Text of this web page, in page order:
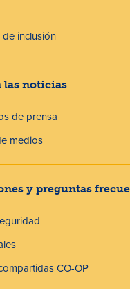
inclusión
las noticias
de prensa
medios
y preguntas
CO-OP